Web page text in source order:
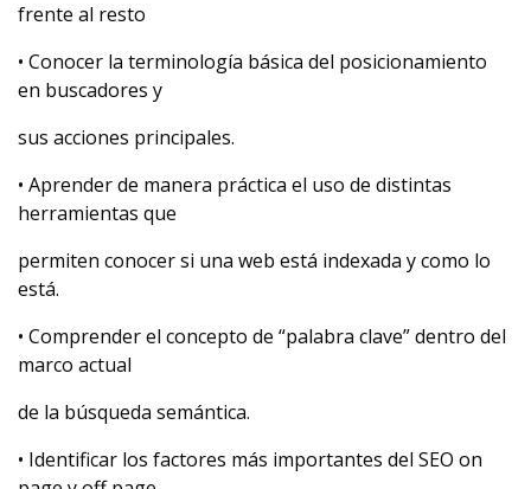
frente al resto
• Conocer la terminología básica del posicionamiento
en buscadores y
sus acciones principales.
• Aprender de manera práctica el uso de distintas
herramientas que
permiten conocer si una web está indexada y como lo
está.
• Comprender el concepto de “palabra clave” dentro del
marco actual
de la búsqueda semántica.
• Identificar los factores más importantes del SEO on